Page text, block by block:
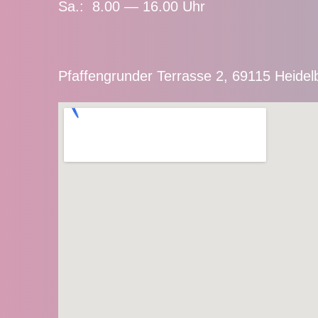
Sa.: 8.00 — 16.00 Uhr
Pfaffengrunder Terrasse 2, 69115